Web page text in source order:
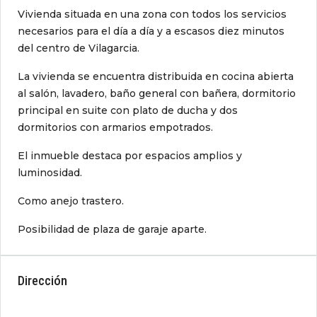
Vivienda situada en una zona con todos los servicios
necesarios para el día a día y a escasos diez minutos
del centro de Vilagarcia.
La vivienda se encuentra distribuida en cocina abierta
al salón, lavadero, baño general con bañera, dormitorio
principal en suite con plato de ducha y dos
dormitorios con armarios empotrados.
El inmueble destaca por espacios amplios y
luminosidad.
Como anejo trastero.
Posibilidad de plaza de garaje aparte.
Dirección